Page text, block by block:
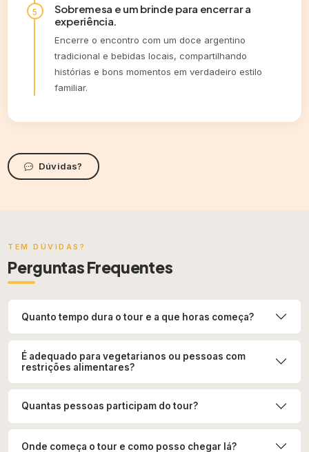
Sobremesa e um brinde para encerrar a
experiência.
Encerre o encontro com um doce argentino
tradicional e bebidas locais, compartilhando
histórias e bons momentos em verdadeiro estilo
familiar.
Dúvidas?
TEM DÚVIDAS?
Perguntas Frequentes
Quanto tempo dura o tour e a que horas começa?
É adequado para vegetarianos ou pessoas com
restrições alimentares?
Quantas pessoas participam do tour?
Onde começa o tour e como posso chegar lá?